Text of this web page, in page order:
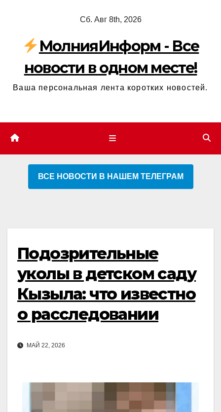
содержимому
Сб. Авг 8th, 2026
МолнияИнформ - Все
новости в одном месте!
Ваша персональная лента коротких новостей.
ВСЕ НОВОСТИ В НАШЕМ ТЕЛЕГРАМ
Подозрительные
уколы в детском саду
Кызыла: что известно
о расследовании
МАЙ 22, 2026